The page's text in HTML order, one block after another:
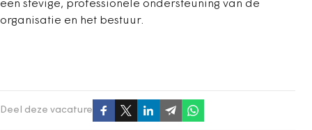
een stevige, professionele ondersteuning van de
organisatie en het bestuur.
Deel deze vacature